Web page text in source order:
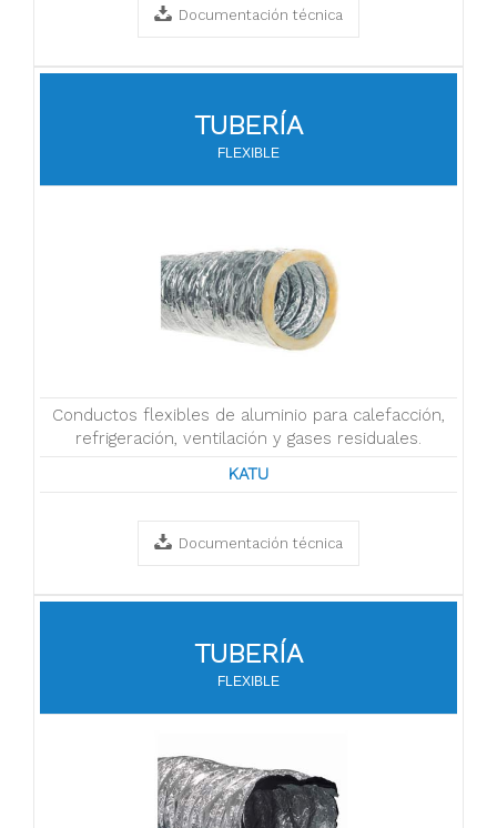
Documentación técnica
TUBERÍA
FLEXIBLE
Conductos flexibles de aluminio para calefacción,
refrigeración, ventilación y gases residuales.
KATU
Documentación técnica
TUBERÍA
FLEXIBLE